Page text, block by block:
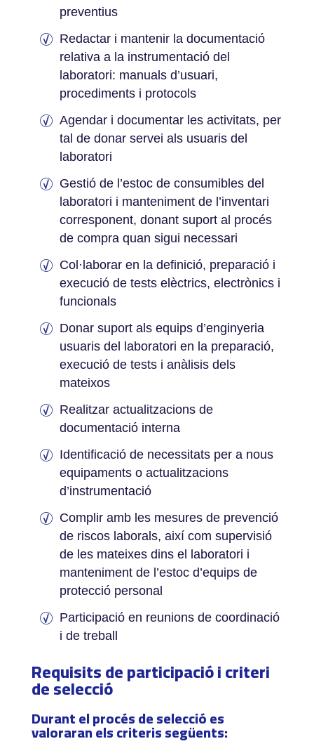
preventius
Redactar i mantenir la documentació
relativa a la instrumentació del
laboratori: manuals d’usuari,
procediments i protocols
Agendar i documentar les activitats, per
tal de donar servei als usuaris del
laboratori
Gestió de l’estoc de consumibles del
laboratori i manteniment de l’inventari
corresponent, donant suport al procés
de compra quan sigui necessari
Col·laborar en la definició, preparació i
execució de tests elèctrics, electrònics i
funcionals
Donar suport als equips d’enginyeria
usuaris del laboratori en la preparació,
execució de tests i anàlisis dels
mateixos
Realitzar actualitzacions de
documentació interna
Identificació de necessitats per a nous
equipaments o actualitzacions
d’instrumentació
Complir amb les mesures de prevenció
de riscos laborals, així com supervisió
de les mateixes dins el laboratori i
manteniment de l’estoc d’equips de
protecció personal
Participació en reunions de coordinació
i de treball
Requisits de participació i criteri
de selecció
Durant el procés de selecció es
valoraran els criteris següents:­